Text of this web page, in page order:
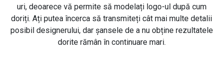
uri, deoarece vă permite să modelați logo-ul după cum
doriți. Ați putea încerca să transmiteți cât mai multe detalii
posibil designerului, dar șansele de a nu obține rezultatele
dorite rămân în continuare mari.